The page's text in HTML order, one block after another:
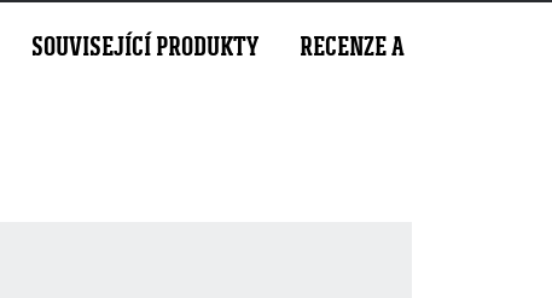
SOUVISEJÍCÍ PRODUKTY
RECENZE A